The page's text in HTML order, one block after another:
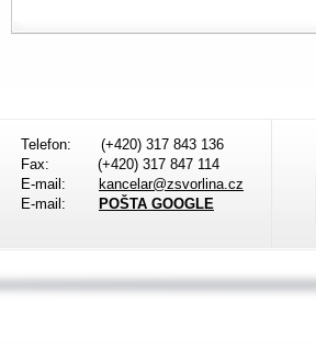
Telefon:
(+420) 317 843 136
Fax:
(+420) 317 847 114
E-mail:
kancelar@zsvorlina.cz
E-mail:
POŠTA GOOGLE